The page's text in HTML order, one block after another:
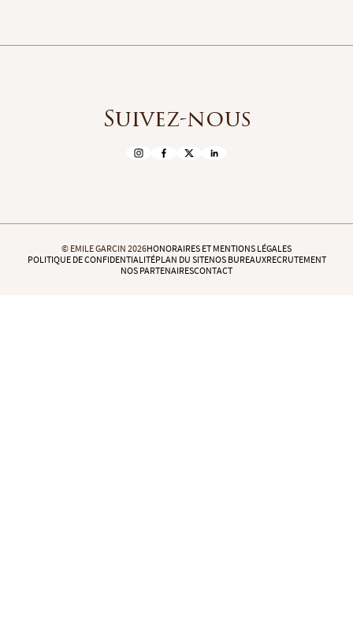
Suivez-nous
© EMILE GARCIN 2026HONORAIRES ET MENTIONS LÉGALES
POLITIQUE DE CONFIDENTIALITÉPLAN DU SITENOS BUREAUXRECRUTEMENT
NOS PARTENAIRESCONTACT